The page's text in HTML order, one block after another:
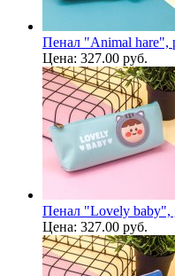
Пенал "Animal hare",
Цена: 327.00 руб.
Пенал "Lovely baby",
Цена: 327.00 руб.